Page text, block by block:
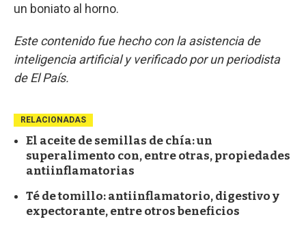
un boniato al horno.
Este contenido fue hecho con la asistencia de
inteligencia artificial y verificado por un periodista
de El País.
RELACIONADAS
El aceite de semillas de chía: un
superalimento con, entre otras, propiedades
antiinflamatorias
Té de tomillo: antiinflamatorio, digestivo y
expectorante, entre otros beneficios